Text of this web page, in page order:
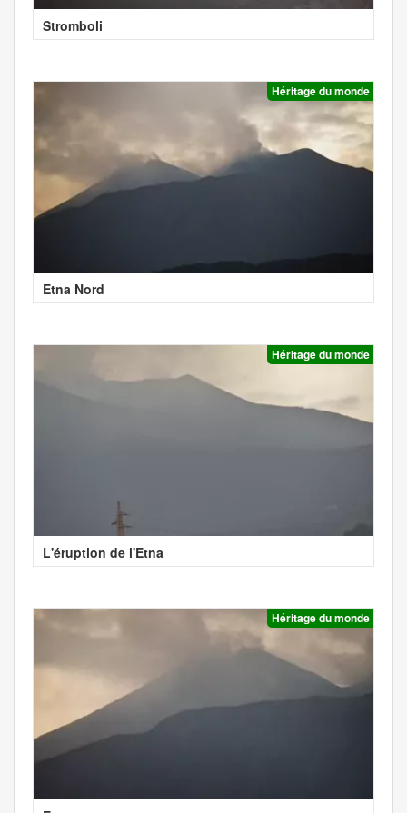
Stromboli
Héritage du monde
Etna Nord
Héritage du monde
L'éruption de l'Etna
Héritage du monde